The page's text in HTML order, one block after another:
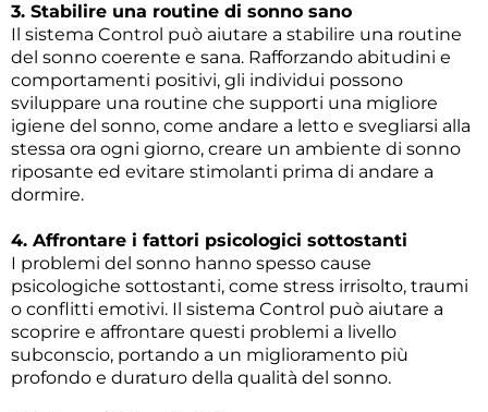
3. Stabilire una routine di sonno sano
Il sistema Control può aiutare a stabilire una routine
del sonno coerente e sana. Rafforzando abitudini e
comportamenti positivi, gli individui possono
sviluppare una routine che supporti una migliore
igiene del sonno, come andare a letto e svegliarsi alla
stessa ora ogni giorno, creare un ambiente di sonno
riposante ed evitare stimolanti prima di andare a
dormire.
4. Affrontare i fattori psicologici sottostanti
I problemi del sonno hanno spesso cause
psicologiche sottostanti, come stress irrisolto, traumi
o conflitti emotivi. Il sistema Control può aiutare a
scoprire e affrontare questi problemi a livello
subconscio, portando a un miglioramento più
profondo e duraturo della qualità del sonno.